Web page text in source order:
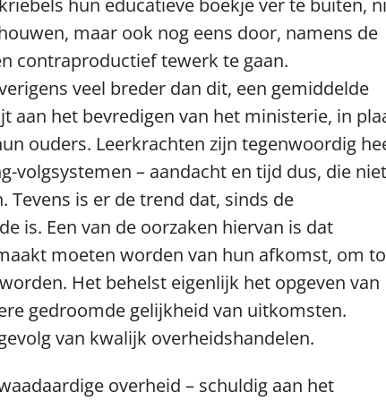
maar ook nog eens door, namens de
contraproductief tewerk te gaan.
veel breder dan dit, een gemiddelde
aan het bevredigen van het ministerie, in
ouders. Leerkrachten zijn tegenwoordig
volgsystemen – aandacht en tijd dus, die niet
Tevens is er de trend dat, sinds de
is. Een van de oorzaken hiervan is dat
moeten worden van hun afkomst, om
Het behelst eigenlijk het opgeven van
gedroomde gelijkheid van uitkomsten.
van kwalijk overheidshandelen.
overheid – schuldig aan het